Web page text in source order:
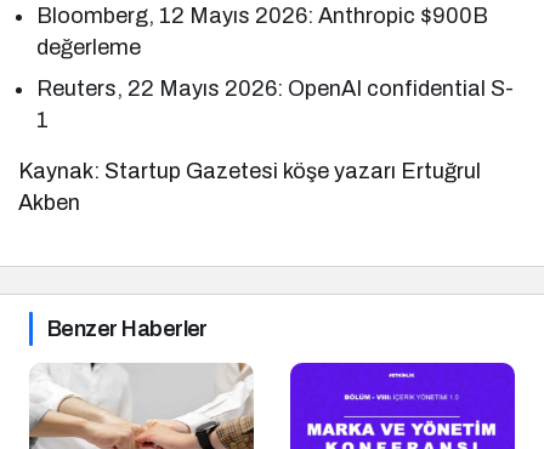
Bloomberg, 12 Mayıs 2026: Anthropic $900B
değerleme
Reuters, 22 Mayıs 2026: OpenAI confidential S-
1
Kaynak: Startup Gazetesi köşe yazarı Ertuğrul
Akben
Benzer Haberler